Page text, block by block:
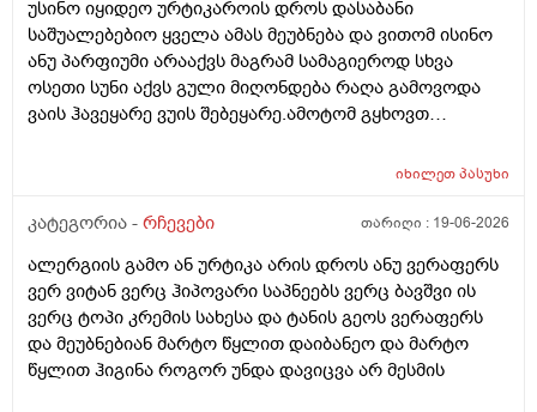
ამექავოს.ბიბხიანოს შამპუნი რომ ვიყიდო ბაბეზ3
უარესი ხომ არარის?მხოლპდ ბიბცოანის საპობს იტანს
ტანოს კანი მაგრამ შამპუნი აოხმაროა და ასე მგონია
ბაბე იფრო ნახია და თუ ბაბე მახლევს ქავილს ბიბჩენი
იგრო მომცემს?სავატაუდოთ სიმშრალისგან მექავება
ბინჩენი უკეთესია რონელი?სხვადასხვა აქვს ბუბჩენს
უსინო იყიდეო ურტიკაროის დროს დასაბანი
საშუალებებიო ყველა ამას მეუბნება და ვითომ ისინო
ანუ პარფიუმი არააქვს მაგრამ სამაგიეროდ სხვა
ოსეთი სუნი აქვს გული მიღონდება რაღა გამოვოდა
ვაის ჰავეყარე ვუის შებეყარე.ამოტომ გყხოვთ
დამატენიანებელ შამპუნს თაფლით რომ აროს იმას და
ბუბჩენის შამპუნი რომ ვიყიდო იმად?
იხილეთპასუხი
კატეგორია - რჩევები თარიღი : 19-06-2026
ალერგიის გამო ან ურტიკა არის დროს ანუ ვერაფერს
ვერ ვიტან ვერც ჰიპოვარი საპნეებს ვერც ბავშვი ის
ვერც ტოპი კრემის სახესა და ტანის გეოს ვერაფერს
და მეუბნებიან მარტო წყლით დაიბანეო და მარტო
წყლით ჰიგინა როგორ უნდა დავიცვა არ მესმის